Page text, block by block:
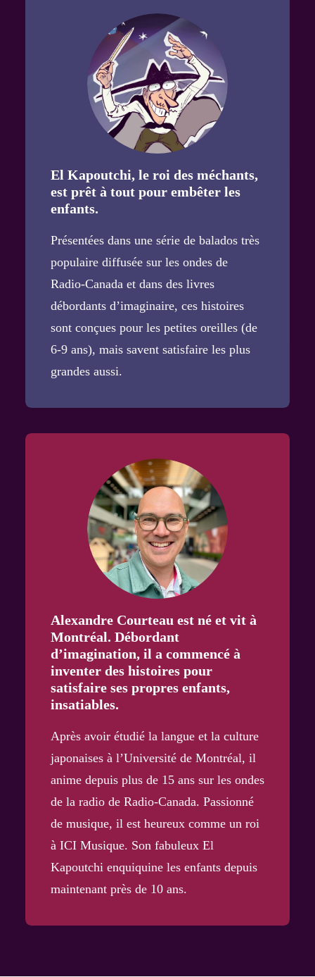
El Kapoutchi, le roi des méchants,
est prêt à tout pour embêter les
enfants.
Présentées dans une série de balados très
populaire diffusée sur les ondes de
Radio-Canada et dans des livres
débordants d’imaginaire, ces histoires
sont conçues pour les petites oreilles (de
6-9 ans), mais savent satisfaire les plus
grandes aussi.
Alexandre Courteau est né et vit à
Montréal. Débordant
d’imagination, il a commencé à
inventer des histoires pour
satisfaire ses propres enfants,
insatiables.
Après avoir étudié la langue et la culture
japonaises à l’Université de Montréal, il
anime depuis plus de 15 ans sur les ondes
de la radio de Radio-Canada. Passionné
de musique, il est heureux comme un roi
à ICI Musique. Son fabuleux El
Kapoutchi enquiquine les enfants depuis
maintenant près de 10 ans.